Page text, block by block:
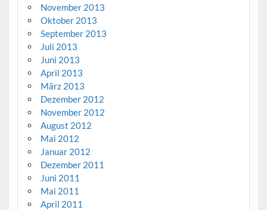
November 2013
Oktober 2013
September 2013
Juli 2013
Juni 2013
April 2013
März 2013
Dezember 2012
November 2012
August 2012
Mai 2012
Januar 2012
Dezember 2011
Juni 2011
Mai 2011
April 2011